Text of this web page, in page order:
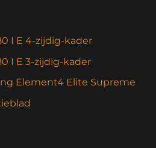
I E 4-zijdig-kader
I E 3-zijdig-kader
Element4 Elite Supreme